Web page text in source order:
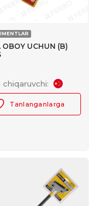
OBOY UCHUN (B)
chiqaruvchi:
Tanlanganlarga